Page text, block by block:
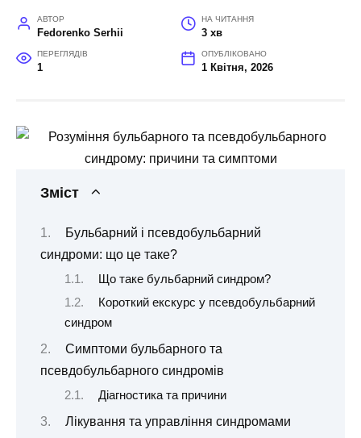
АВТОР
Fedorenko Serhii
НА ЧИТАННЯ
3 хв
ПЕРЕГЛЯДІВ
1
ОПУБЛІКОВАНО
1 Квітня, 2026
Зміст
Бульбарний і псевдобульбарний
синдроми: що це таке?
Що таке бульбарний синдром?
Короткий екскурс у псевдобульбарний
синдром
Симптоми бульбарного та
псевдобульбарного синдромів
Діагностика та причини
Лікування та управління синдромами